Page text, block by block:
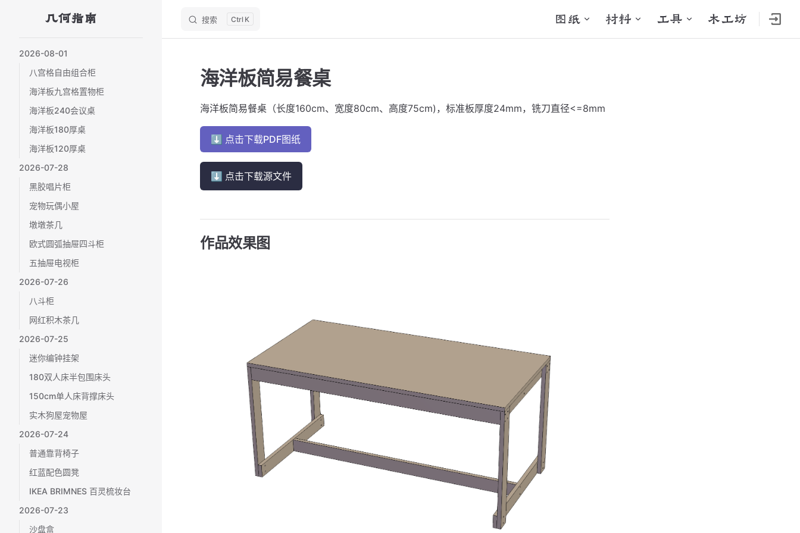
Skip to content
几何指南 搜索 K 图纸 材料 工具 木工坊
2026-08-01
八宫格自由组合柜
海洋板九宫格置物柜
海洋板240会议桌
海洋板180厚桌
海洋板120厚桌
2026-07-28
黑胶唱片柜
宠物玩偶小屋
墩墩茶几
欧式圆弧抽屉四斗柜
五抽屉电视柜
2026-07-26
八斗柜
网红积木茶几
2026-07-25
迷你编钟挂架
180双人床半包围床头
150cm单人床背撑床头
实木狗屋宠物屋
2026-07-24
普通靠背椅子
红蓝配色圆凳
IKEA BRIMNES 百灵梳妆台
2026-07-23
沙盘盒
海洋板简易餐桌
海洋板简易餐桌（长度160cm、宽度80cm、高度75cm)，标准板厚度24mm，铣刀直径<=8mm
⬇ 点击下载PDF图纸
⬇ 点击下载源文件
作品效果图